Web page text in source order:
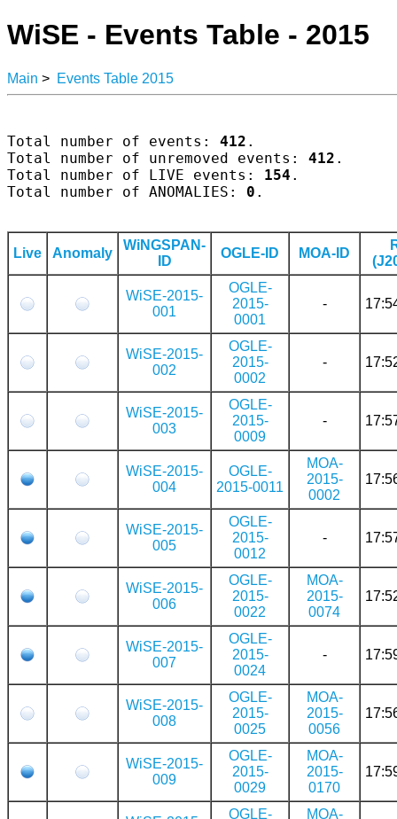
WiSE - Events Table - 2015
Main > Events Table 2015
Total number of events: 412 .
Total number of unremoved events: 412 .
Total number of LIVE events: 154 .
Total number of ANOMALIES: 0 .
Live Anomaly
WiNGSPAN-
ID
OGLE-ID MOA-ID
WiSE-2015-
001
OGLE-
2015-
0001
-
WiSE-2015-
002
OGLE-
2015-
0002
-
WiSE-2015-
003
OGLE-
2015-
0009
-
WiSE-2015-
004
OGLE-
2015-0011
MOA-
2015-
0002
WiSE-2015-
005
OGLE-
2015-
0012
-
WiSE-2015-
006
OGLE-
2015-
0022
MOA-
2015-
0074
WiSE-2015-
007
OGLE-
2015-
0024
-
WiSE-2015-
008
OGLE-
2015-
0025
MOA-
2015-
0056
WiSE-2015-
009
OGLE-
2015-
0029
MOA-
2015-
0170
OGLE-
MOA-